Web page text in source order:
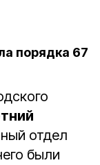
порядка 67
отдел
были